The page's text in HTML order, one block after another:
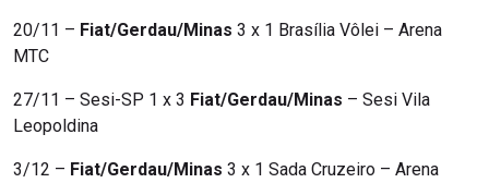
20/11 – Fiat/Gerdau/Minas 3 x 1 Brasília Vôlei – Arena
MTC
27/11 – Sesi-SP 1 x 3 Fiat/Gerdau/Minas – Sesi Vila
Leopoldina
3/12 – Fiat/Gerdau/Minas 3 x 1 Sada Cruzeiro – Arena